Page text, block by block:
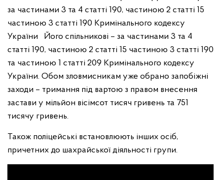
за частинами 3 та 4 статті 190, частиною 2 статті 15
частиною 3 статті 190 Кримінального кодексу
України Його спільникові – за частинами 3 та 4
статті 190, частиною 2 статті 15 частиною 3 статті 190
та частиною 1 статті 209 Кримінального кодексу
України. Обом зловмисникам уже обрано запобіжні
заходи – тримання під вартою з правом внесення
застави у мільйон вісімсот тисяч гривень та 751
тисячу гривень.
Також поліцейські встановлюють інших осіб,
причетних до шахрайської діяльності групи.